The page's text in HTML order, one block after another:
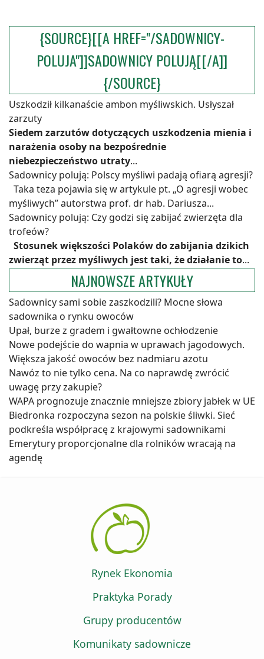
{SOURCE}[[A HREF="/SADOWNICY-
POLUJA"]]SADOWNICY POLUJĄ[[/A]]
{/SOURCE}
Uszkodził kilkanaście ambon myśliwskich. Usłyszał
zarzuty
Siedem zarzutów dotyczących uszkodzenia mienia i
narażenia osoby na bezpośrednie
niebezpieczeństwo utraty...
Sadownicy polują: Polscy myśliwi padają ofiarą agresji?
Taka teza pojawia się w artykule pt. „O agresji wobec
myśliwych” autorstwa prof. dr hab. Dariusza...
Sadownicy polują: Czy godzi się zabijać zwierzęta dla
trofeów?
Stosunek większości Polaków do zabijania dzikich
zwierząt przez myśliwych jest taki, że działanie to...
NAJNOWSZE ARTYKUŁY
Sadownicy sami sobie zaszkodzili? Mocne słowa
sadownika o rynku owoców
Upał, burze z gradem i gwałtowne ochłodzenie
Nowe podejście do wapnia w uprawach jagodowych.
Większa jakość owoców bez nadmiaru azotu
Nawóz to nie tylko cena. Na co naprawdę zwrócić
uwagę przy zakupie?
WAPA prognozuje znacznie mniejsze zbiory jabłek w UE
Biedronka rozpoczyna sezon na polskie śliwki. Sieć
podkreśla współpracę z krajowymi sadownikami
Emerytury proporcjonalne dla rolników wracają na
agendę
Rynek Ekonomia
Praktyka Porady
Grupy producentów
Komunikaty sadownicze